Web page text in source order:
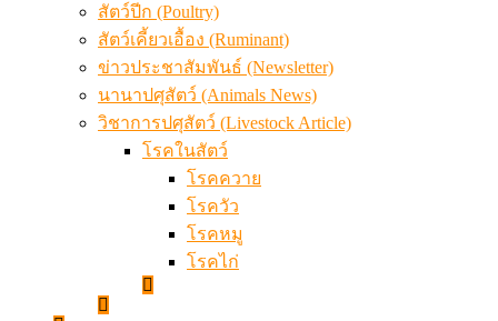
สัตว์ปีก (Poultry)
สัตว์เคี้ยวเอื้อง (Ruminant)
ข่าวประชาสัมพันธ์ (Newsletter)
นานาปศุสัตว์ (Animals News)
วิชาการปศุสัตว์ (Livestock Article)
โรคในสัตว์
โรคควาย
โรควัว
โรคหมู
โรคไก่